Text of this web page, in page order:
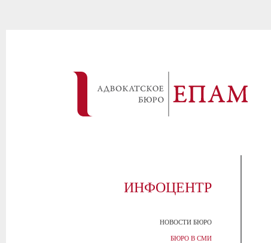
ИНФОЦЕНТР
НОВОСТИ БЮРО
БЮРО В СМИ